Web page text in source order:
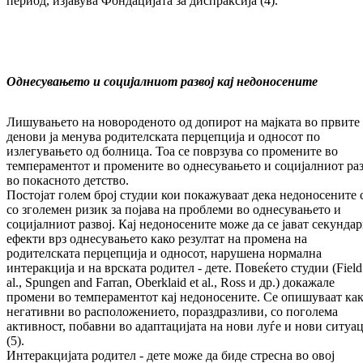
Однесувањето и социјалниот развојкајнедоносените
Лишувањето на новороденото од допирот на мајката во првите
денови ја менува родителската перцепција и односот по
излегувањето од болница. Тоа се поврзува со промените во
темпераментот и промените во однесувањето и социјалниот
во покасното детство.
Постојат голем број студии кои покажуваат дека недоносените
со зголемен ризик за појава на проблеми во однесувањето и
социјалниот развој. Кај недоносените може да се јават
ефекти врз однесувањето како резултат на промена на
родителската перцепција и односот, нарушена нормална
интеракција и на врската родител - дете. Повеќето студии
al., Spungen and Farran, Oberklaid et al., Ross и др.) докажале
промени во темпераментот кај недоносените. Се опишуваат
негативни во расположението, пораздразливи, со поголема
активност, побавни во адаптацијата на нови луѓе и нови
(5).
Интеракцијата родител - дете може да биде стресна во овој